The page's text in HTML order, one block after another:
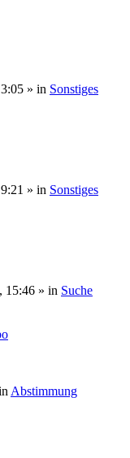
» in Sonstiges
» in Sonstiges
15:46 » in Suche
Abstimmung